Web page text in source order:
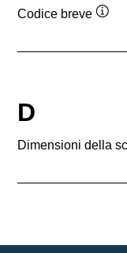
Codice breve
D
Dimensioni della